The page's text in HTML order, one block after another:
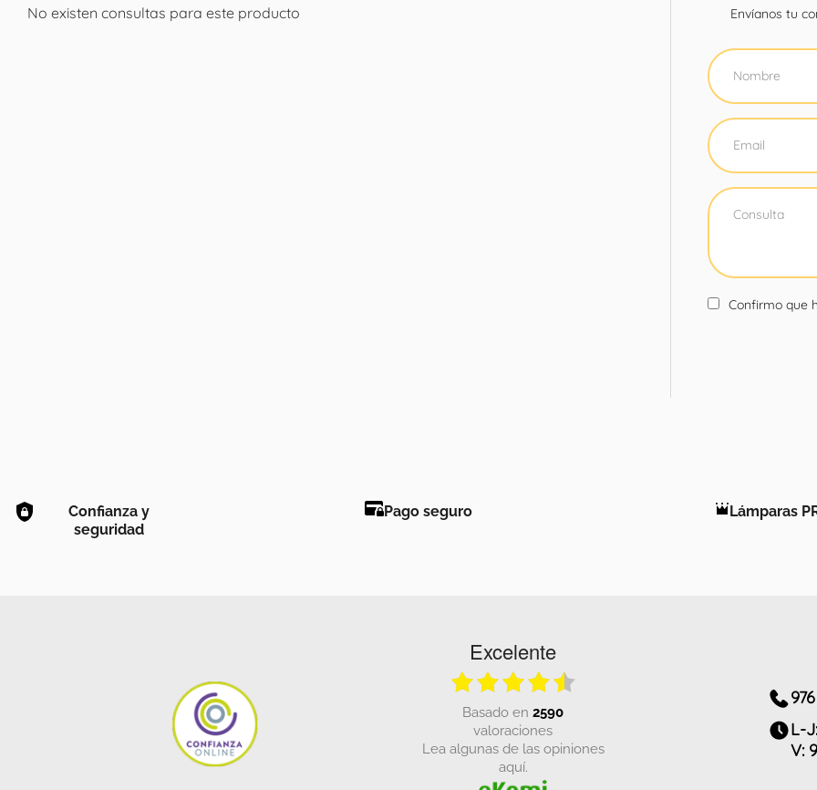
No existen consultas para este producto Envíanos tu
Confirmo que
Confianza y
seguridad
Pago seguro Lámparas
Excelente
basado en 2590
valoraciones
Lea algunas de las opiniones
aquí.
L-
V: